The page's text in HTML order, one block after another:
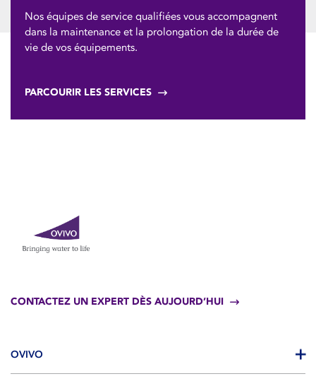
Nos équipes de service qualifiées vous accompagnent
dans la maintenance et la prolongation de la durée de
vie de vos équipements.
PARCOURIR LES SERVICES
CONTACTEZ UN EXPERT DÈS AUJOURD’HUI
OVIVO